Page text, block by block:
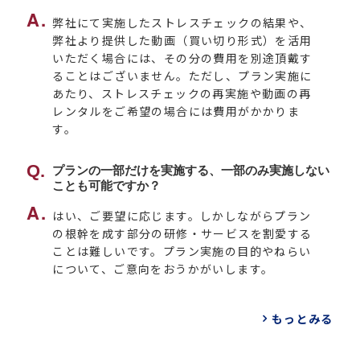
弊社にて実施したストレスチェックの結果や、
弊社より提供した動画（買い切り形式）を活用
いただく場合には、その分の費用を別途頂戴す
ることはございません。ただし、プラン実施に
あたり、ストレスチェックの再実施や動画の再
レンタルをご希望の場合には費用がかかりま
す。
プランの一部だけを実施する、一部のみ実施しない
ことも可能ですか？
はい、ご要望に応じます。しかしながらプラン
の根幹を成す部分の研修・サービスを割愛する
ことは難しいです。プラン実施の目的やねらい
について、ご意向をおうかがいします。
もっとみる